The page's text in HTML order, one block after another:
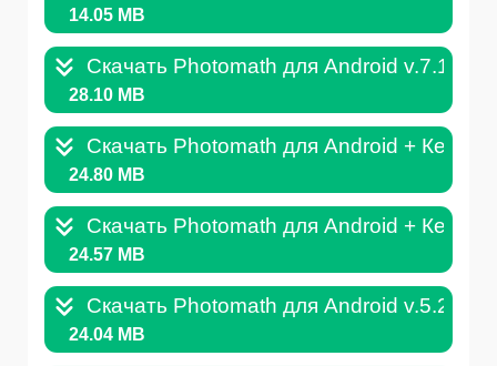
14.05 MB
Скачать Photomath для Android
28.10 MB
Скачать Photomath для Android + Кеш
24.80 MB
Скачать Photomath для Android + Кеш
24.57 MB
Скачать Photomath для Android
24.04 MB